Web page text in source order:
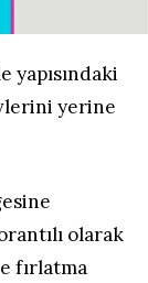
yerine
olarak
fırlatma